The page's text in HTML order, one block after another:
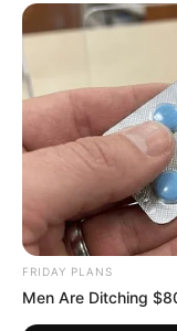
FRIDAY PLANS
Men Are Ditching